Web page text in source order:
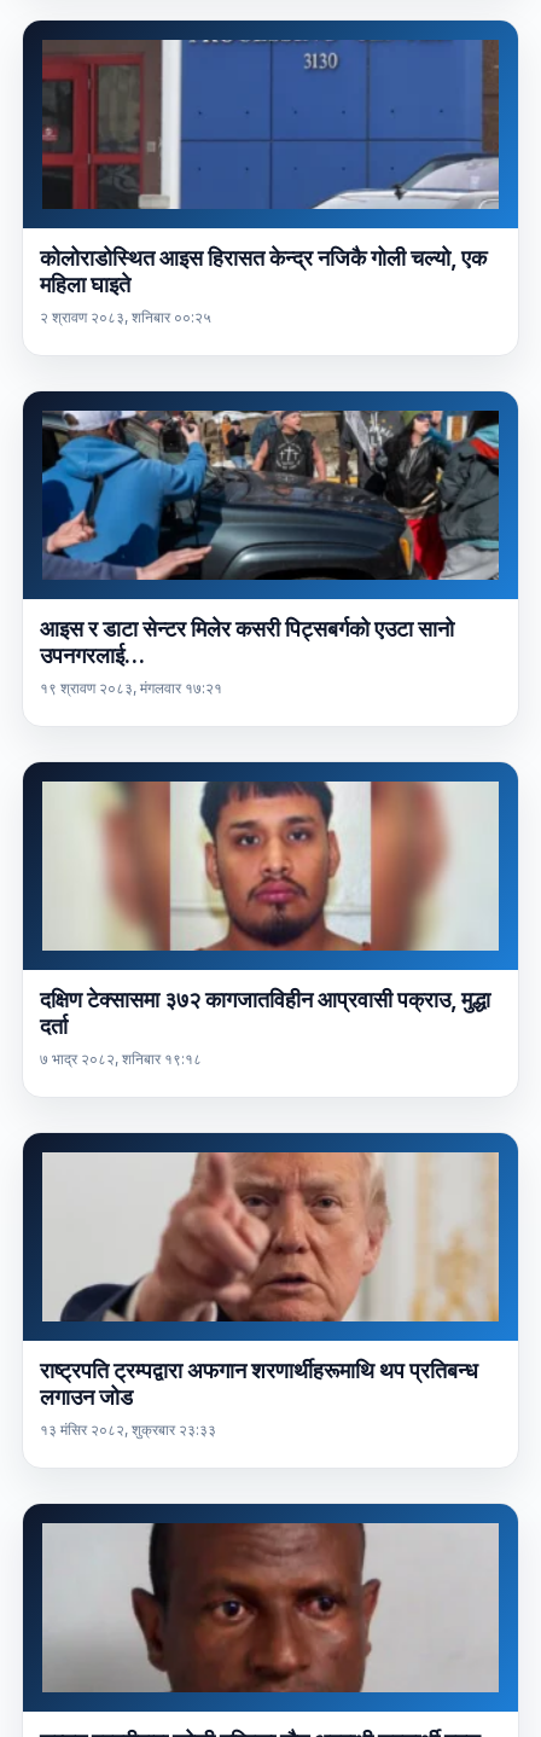
कोलोराडोस्थित आइस हिरासत केन्द्र नजिकै गोली चल्यो, एक
महिला घाइते
२ श्रावण २०८३, शनिबार ००:२५
आइस र डाटा सेन्टर मिलेर कसरी पिट्सबर्गको एउटा सानो
उपनगरलाई…
१९ श्रावण २०८३, मंगलवार १७:२१
दक्षिण टेक्सासमा ३७२ कागजातविहीन आप्रवासी पक्राउ, मुद्धा
दर्ता
७ भाद्र २०८२, शनिबार १९:१८
राष्ट्रपति ट्रम्पद्वारा अफगान शरणार्थीहरूमाथि थप प्रतिबन्ध
लगाउन जोड
१३ मंसिर २०८२, शुक्रबार २३:३३